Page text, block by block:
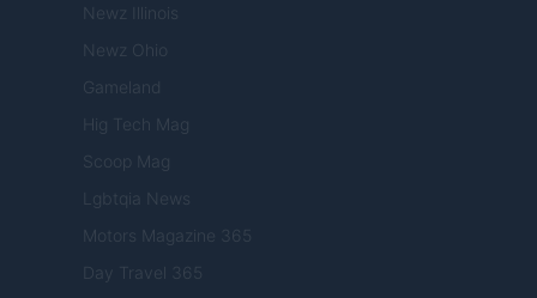
Newz Illinois
Newz Ohio
Gameland
Hig Tech Mag
Scoop Mag
Lgbtqia News
Motors Magazine 365
Day Travel 365